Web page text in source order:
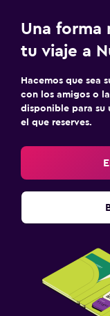
Una forma
tu viaje a
Hacemos que sea
con los amigos o
disponible para su
el que reserves.